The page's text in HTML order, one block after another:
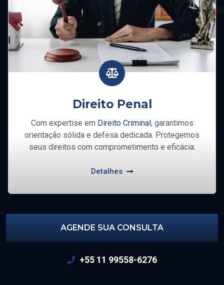
Direito Penal
Com expertise em Direito Criminal , garantimos
orientação sólida e defesa dedicada. Protegemos
seus direitos com comprometimento e eficácia.
Detalhes
AGENDE SUA CONSULTA
+55 11 99558-6276